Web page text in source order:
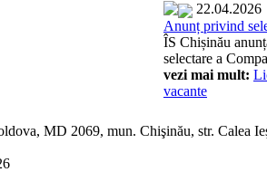
22.04.2026
Anunț privind
ÎS Chișinău
selectare a
vezi mai mult:
vacante
MD 2069, mun. Chişinău, str. Calea